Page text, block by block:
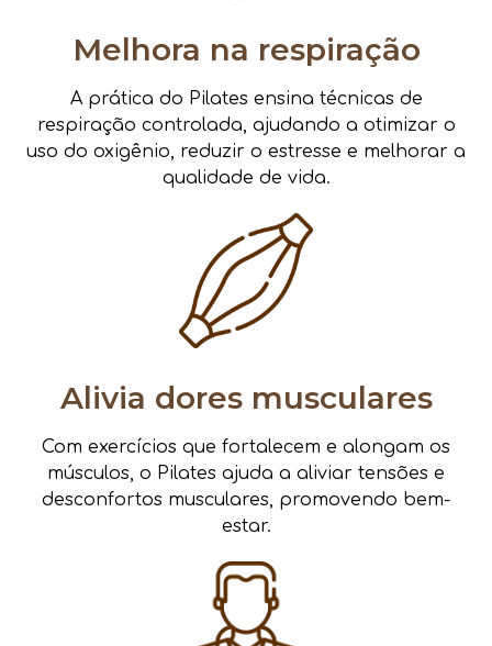
Melhora na respiração
A prática do Pilates ensina técnicas de
respiração controlada, ajudando a otimizar o
uso do oxigênio, reduzir o estresse e melhorar a
qualidade de vida.
Alivia dores musculares
Com exercícios que fortalecem e alongam os
músculos, o Pilates ajuda a aliviar tensões e
desconfortos musculares, promovendo bem-
estar.